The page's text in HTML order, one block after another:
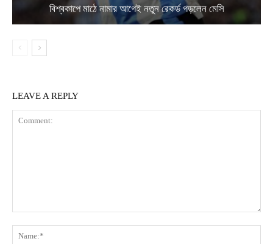
বিশ্বকাপে মাঠে নামার আগেই নতুন রেকর্ড গড়লেন মেসি
LEAVE A REPLY